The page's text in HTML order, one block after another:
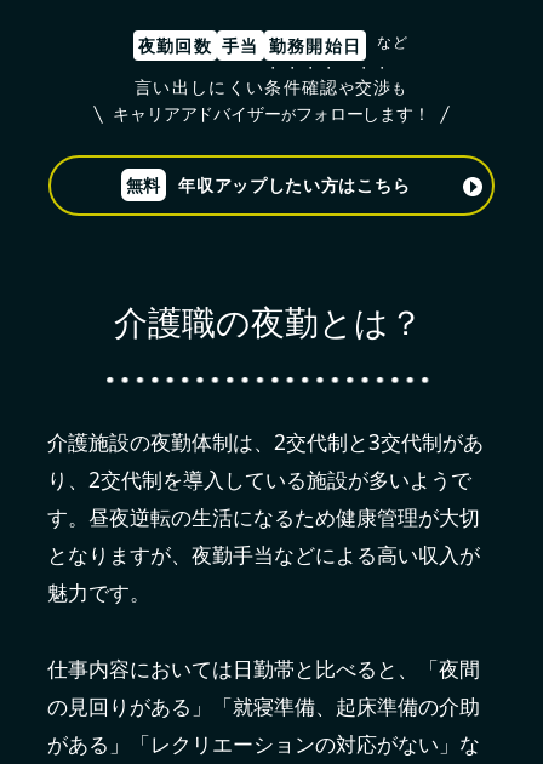
夜勤回数 手当 勤務開始日 など
言い出しにくい条件確認や交渉も
キャリアアドバイザーがフォローします！
無料 年収アップしたい方はこちら
介護職の夜勤とは？
介護施設の夜勤体制は、2交代制と3交代制があ
り、2交代制を導入している施設が多いようで
す。昼夜逆転の生活になるため健康管理が大切
となりますが、夜勤手当などによる高い収入が
魅力です。
仕事内容においては日勤帯と比べると、「夜間
の見回りがある」「就寝準備、起床準備の介助
がある」「レクリエーションの対応がない」な